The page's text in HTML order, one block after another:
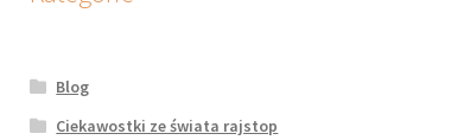
Blog
Ciekawostki ze świata rajstop